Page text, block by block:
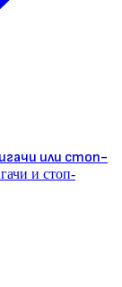
или стоп-
и стоп-